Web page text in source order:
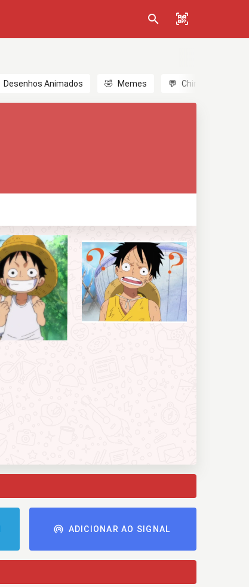
Desenhos Animados 🤣 Memes 💬 Chinês
ADICIONAR AO SIGNAL